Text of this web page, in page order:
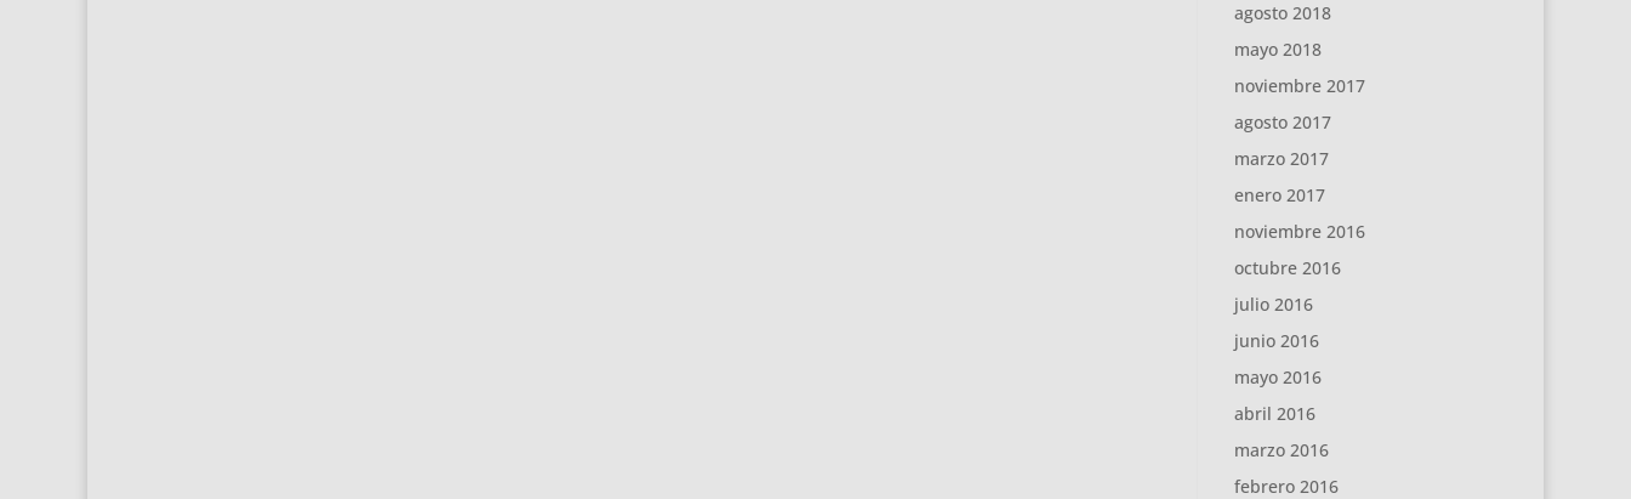
agosto 2018
mayo 2018
noviembre 2017
agosto 2017
marzo 2017
enero 2017
noviembre 2016
octubre 2016
julio 2016
junio 2016
mayo 2016
abril 2016
marzo 2016
febrero 2016